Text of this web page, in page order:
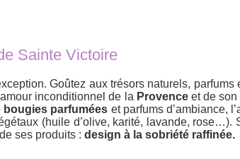
Sainte Victoire
Goûtez aux trésors naturels,
inconditionnel de la Provenceet de son
bougies parfumées et parfums d’ambiance,
(huile d’olive, karité, lavande,
ses produits : design à la sobriété raffinée.